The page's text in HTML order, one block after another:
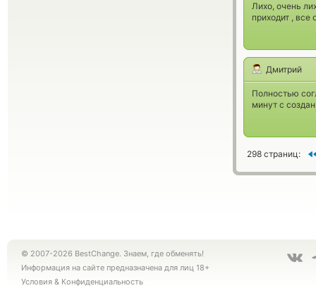
Лихо, очень
приходит ,
Дмитрий
Полностью
минут с
298 страниц:
© 2007-2026 BestChange. Знаем, где обменять!
Информация на сайте предназначена для лиц 18+
Условия & Конфиденциальность